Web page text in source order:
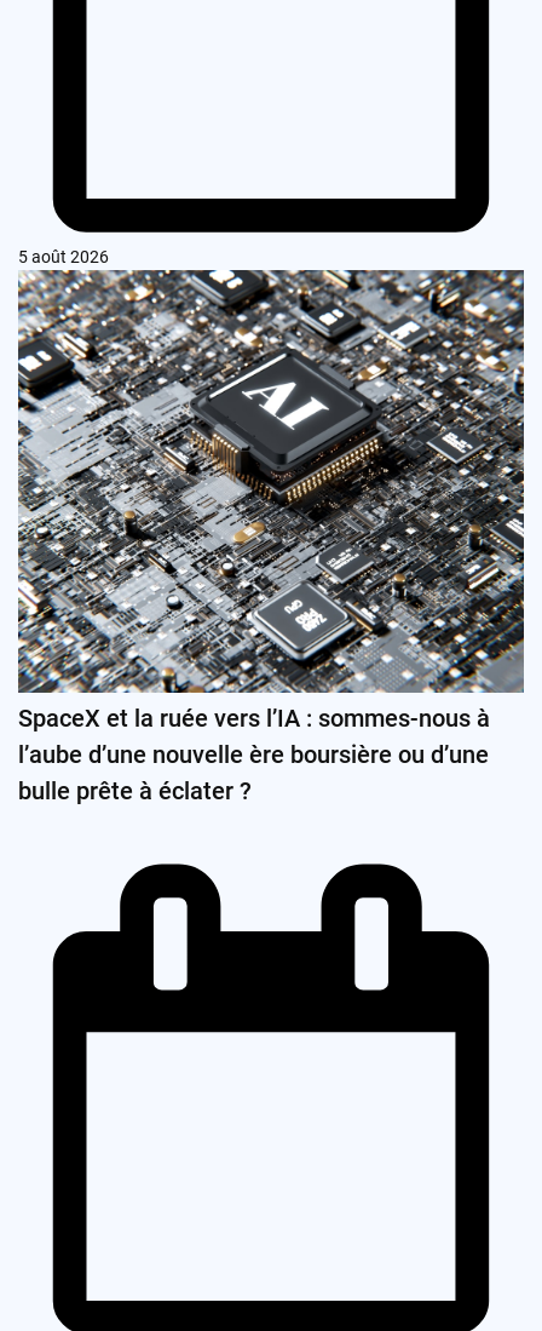
5 août 2026
SpaceX et la ruée vers l’IA : sommes-nous à
l’aube d’une nouvelle ère boursière ou d’une
bulle prête à éclater ?